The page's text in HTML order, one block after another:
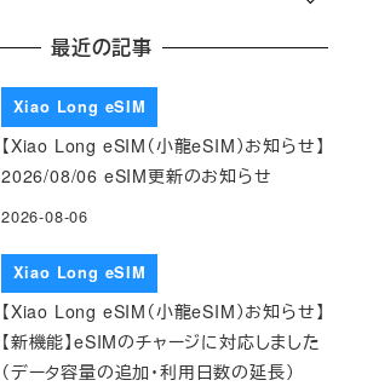
最近の記事
Xiao Long eSIM
【Xiao Long eSIM（小龍eSIM）お知らせ】
2026/08/06 eSIM更新のお知らせ
2026-08-06
Xiao Long eSIM
【Xiao Long eSIM（小龍eSIM）お知らせ】
【新機能】eSIMのチャージに対応しました
（データ容量の追加・利用日数の延長）